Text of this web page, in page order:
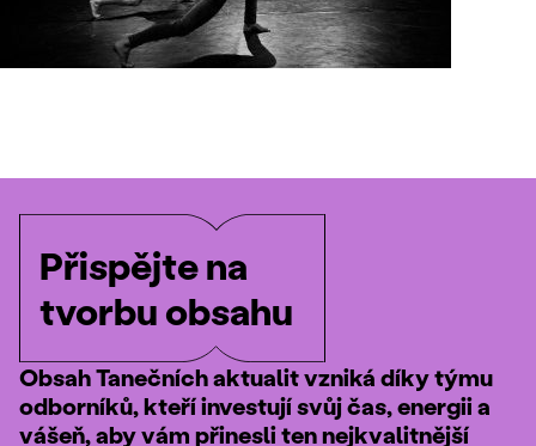
Přispějte na
tvorbu obsahu
Obsah Tanečních aktualit vzniká díky týmu
odborníků, kteří investují svůj čas, energii a
vášeň, aby vám přinesli ten nejkvalitnější